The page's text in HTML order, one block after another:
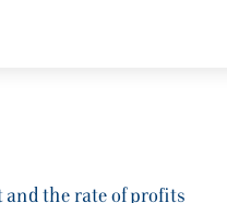
the rate of profits